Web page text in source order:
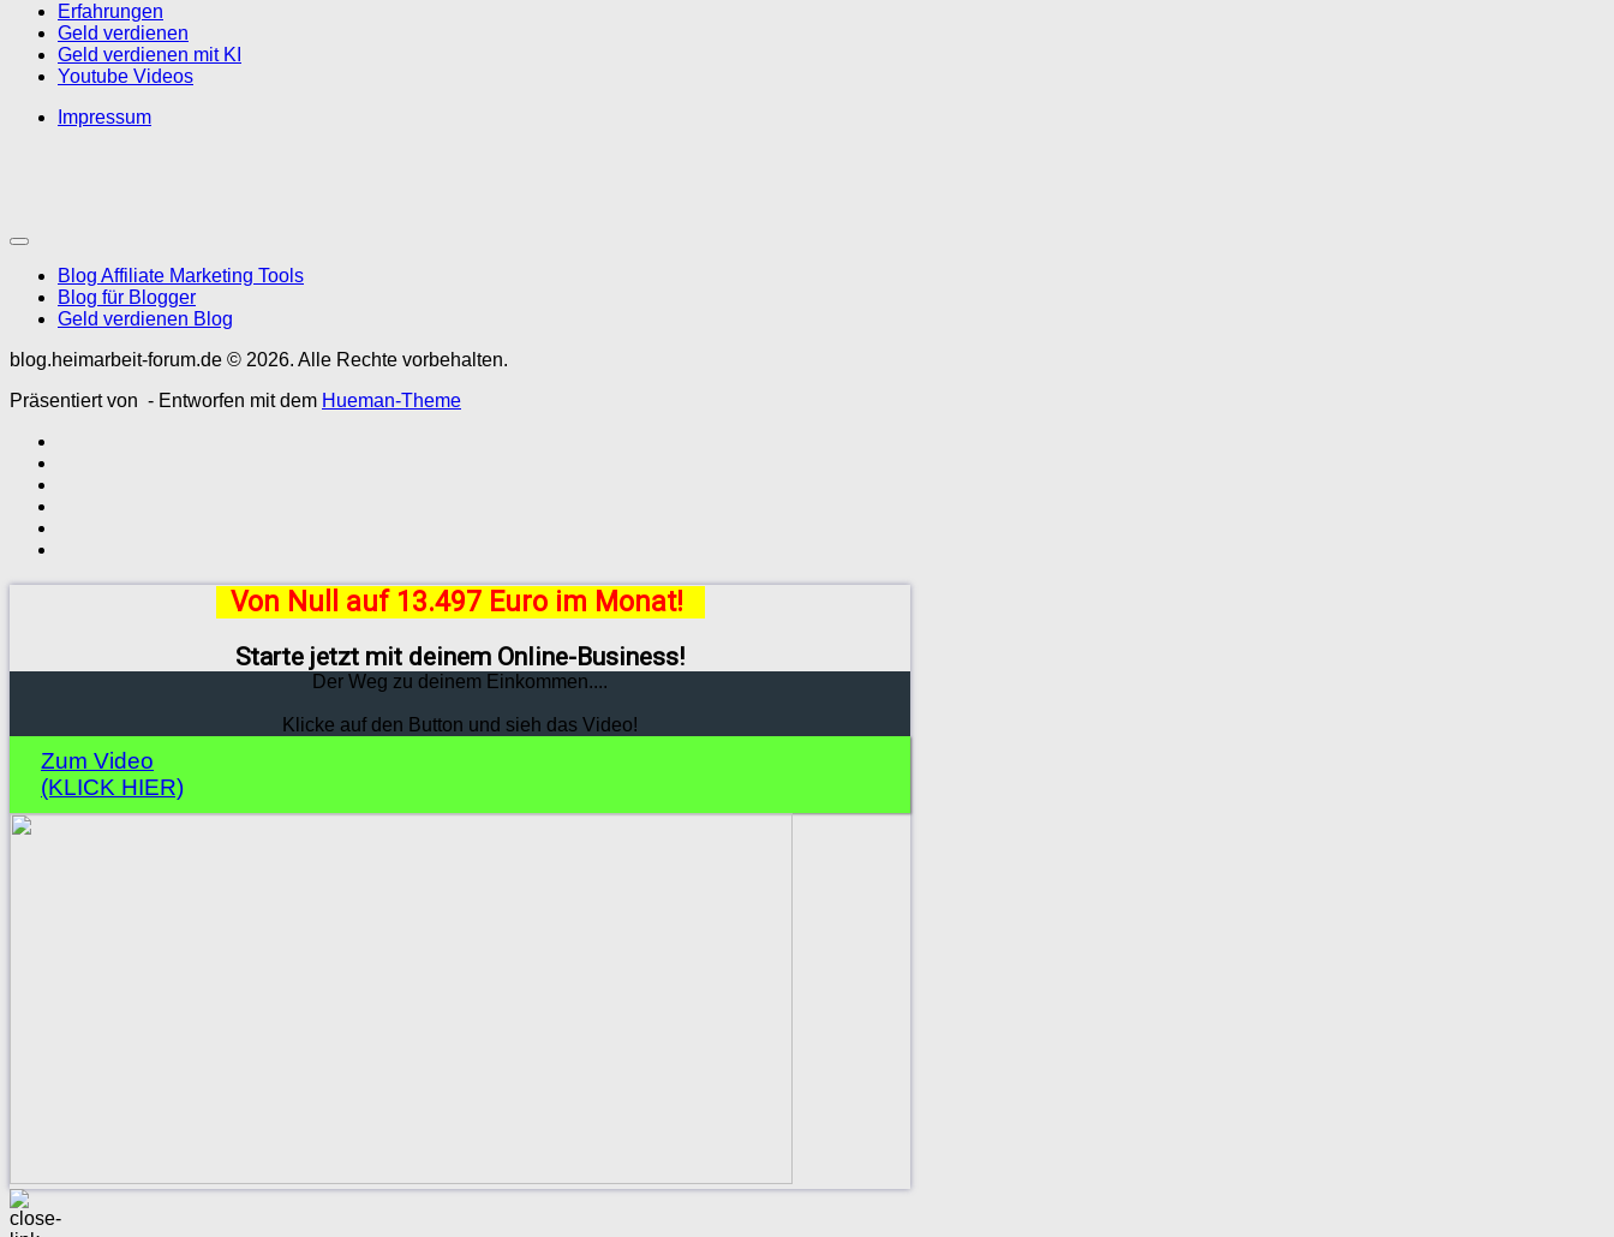
Erfahrungen
Geld verdienen
Geld verdienen mit KI
Youtube Videos
Impressum
Blog Affiliate Marketing Tools
Blog für Blogger
Geld verdienen Blog
blog.heimarbeit-forum.de © 2026. Alle Rechte vorbehalten.
Präsentiert von - Entworfen mit dem Hueman-Theme
Von Null auf 13.497 Euro im Monat!
Starte jetzt mit deinem Online-Business!
Der Weg zu deinem Einkommen....
Klicke auf den Button und sieh das Video!
Zum Video
(KLICK HIER)